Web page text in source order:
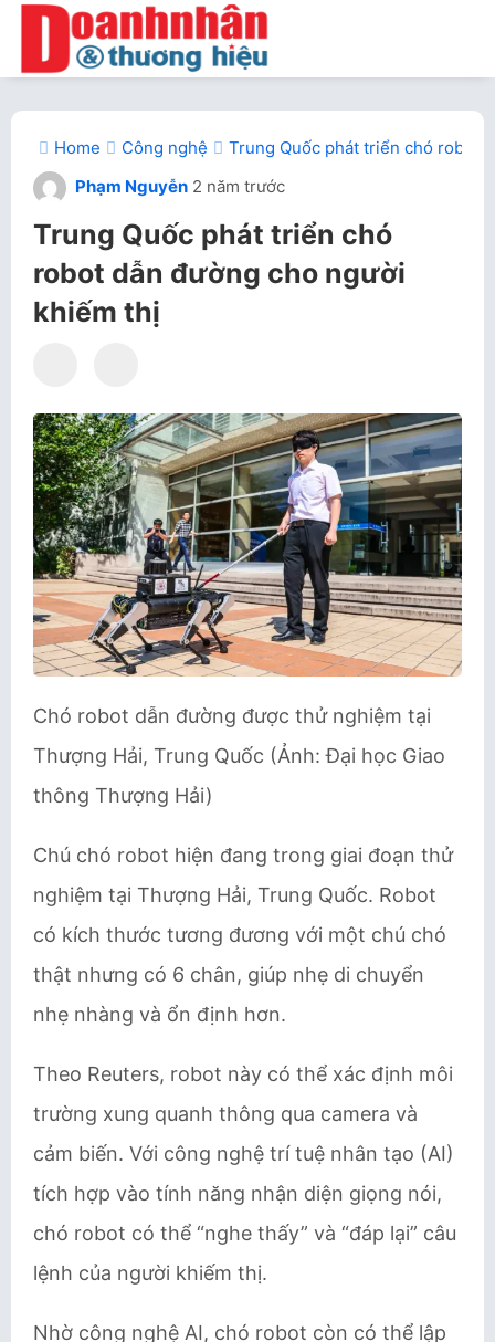
Home Công nghệ
Trung Quốc phát triển chó robot
Phạm Nguyễn 2 năm trước
Trung Quốc phát triển chó
robot dẫn đường cho người
khiếm thị
Chó robot dẫn đường được thử nghiệm tại
Thượng Hải, Trung Quốc (Ảnh: Đại học Giao
thông Thượng Hải)
Chú chó robot hiện đang trong giai đoạn thử
nghiệm tại Thượng Hải, Trung Quốc. Robot
có kích thước tương đương với một chú chó
thật nhưng có 6 chân, giúp nhẹ di chuyển
nhẹ nhàng và ổn định hơn.
Theo Reuters, robot này có thể xác định môi
trường xung quanh thông qua camera và
cảm biến. Với công nghệ trí tuệ nhân tạo (AI)
tích hợp vào tính năng nhận diện giọng nói,
chó robot có thể “nghe thấy” và “đáp lại” câu
lệnh của người khiếm thị.
Nhờ công nghệ AI, chó robot còn có thể lập